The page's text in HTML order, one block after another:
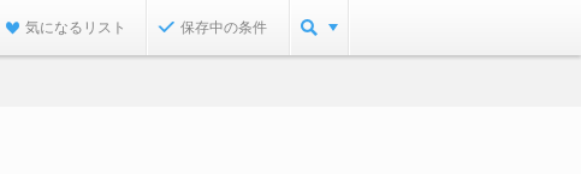
気になるリスト 保存中の条件